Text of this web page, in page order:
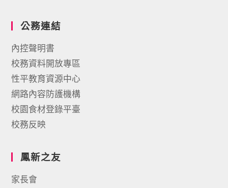
公務連結
內控聲明書
校務資料開放專區
性平教育資源中心
網路內容防護機構
校園食材登錄平臺
校務反映
鳳新之友
家長會